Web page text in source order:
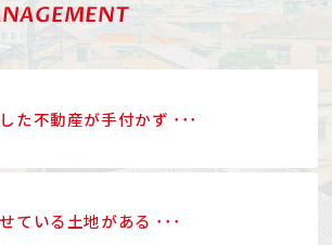
た不動産が手付かず ･･･
ている土地がある ･･･